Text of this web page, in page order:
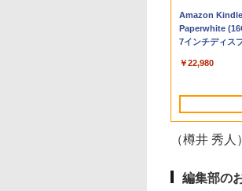
Apple 2026
MacBook Neo
Proチップ搭載
AIとApple
Retinaディスプ
512GB SSD、
FaceTime HDカ
ラ、Touch ID -
AppleCare+
￥162,598
Robloxギフトカ
- 800 Robux 【
バーチャルアイ
ンゲームコード
インコード版
￥1,300
生成AIパスポー
式テキスト 第
￥1,766
Amazon Kindle
Paperwhite
7インチディス
ト、12週間持続
ブラック
￥22,980
（樽井 秀人）
編集部の